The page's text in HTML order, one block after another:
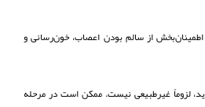
از سالم بودن اعصاب، خون‌رسانی و
لزوماً غیرطبیعی نیست. ممکن است در مرحله